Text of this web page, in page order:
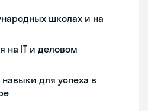
школах и на
на IT и деловом
навыки для успеха в